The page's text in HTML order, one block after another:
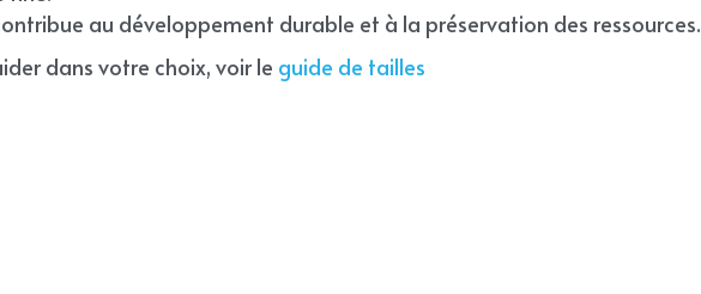
au développement durable et à la préservation des ressources.
dans votre choix, voir le guide de tailles